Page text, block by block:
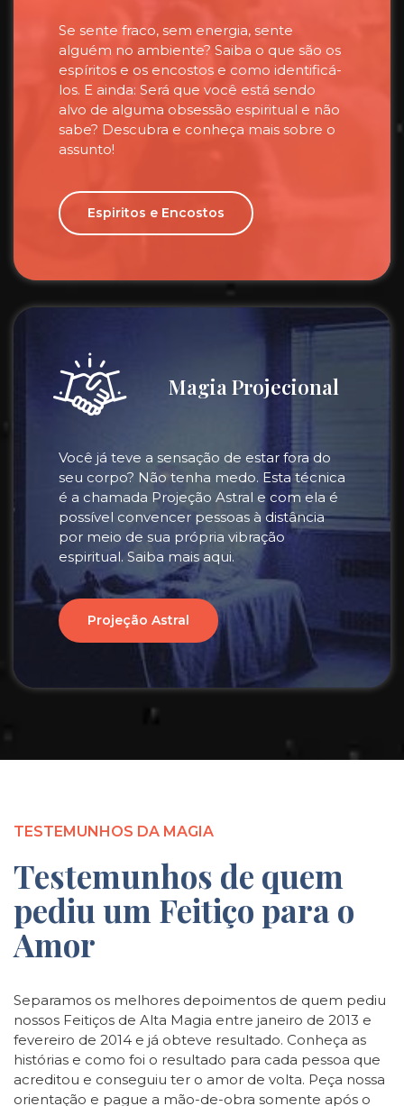
Se sente fraco, sem energia, sente
alguém no ambiente? Saiba o que são os
espíritos e os encostos e como identificá-
los. E ainda: Será que você está sendo
alvo de alguma obsessão espiritual e não
sabe? Descubra e conheça mais sobre o
assunto!
Espiritos e Encostos
Magia Projecional
Você já teve a sensação de estar fora do
seu corpo? Não tenha medo. Esta técnica
é a chamada Projeção Astral e com ela é
possível convencer pessoas à distância
por meio de sua própria vibração
espiritual. Saiba mais aqui.
Projeção Astral
TESTEMUNHOS DA MAGIA
Testemunhos de quem
pediu um Feitiço para o
Amor
Separamos os melhores depoimentos de quem pediu
nossos Feitiços de Alta Magia entre janeiro de 2013 e
fevereiro de 2014 e já obteve resultado. Conheça as
histórias e como foi o resultado para cada pessoa que
acreditou e conseguiu ter o amor de volta. Peça nossa
orientação e pague a mão-de-obra somente após o